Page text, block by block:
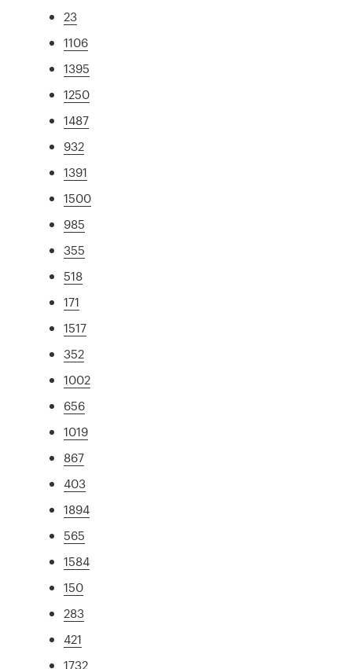
23
1106
1395
1250
1487
932
1391
1500
985
355
518
171
1517
352
1002
656
1019
867
403
1894
565
1584
150
283
421
1732